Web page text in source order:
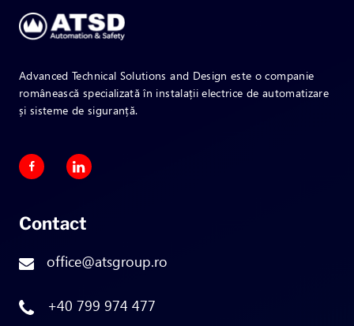
Advanced Technical Solutions and Design este o companie
românească specializată în instalații electrice de automatizare
și sisteme de siguranță.
Contact
office@atsgroup.ro
+40 799 974 477